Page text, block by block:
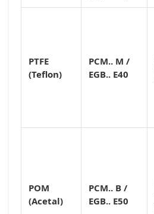
PTFE
(Teflon)
PCM.. M /
EGB.. E40
POM
(Acetal)
PCM.. B /
EGB.. E50